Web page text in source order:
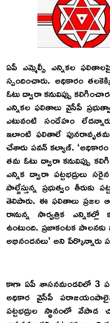
ఏపీ ఎమ్మెల్సీ ఎన్నికల
స్పందించారు. అధికారం
ఓటు ద్వారా కనువిప్పు
ఎన్నికల ఫలితాలు వైసీపీ
ఎటువంటి సందేహం
ఇలాంటి ఫలితాలే
చేశారు పవన్‌ కల్యాణ్‌. ‘అధికారం
తమ ఓటు ద్వారా కనువిప్పు
ఎన్నిక ద్వారా పట్టభద్రులు
పాల్జేస్తున్న ప్రభుత్వం
తెలిపారు. ఈ ఫలితాలు
రానున్న సార్వత్రిక
ఉంటుంది. ప్రజాకంటక పాలనకు
అభినందనలు’ అని పేర్కొన్నారు
కాగా ఏపీ శాసనమండలిలో 3
అధికార వైసీపీ
పట్టభద్రుల స్థానంలో